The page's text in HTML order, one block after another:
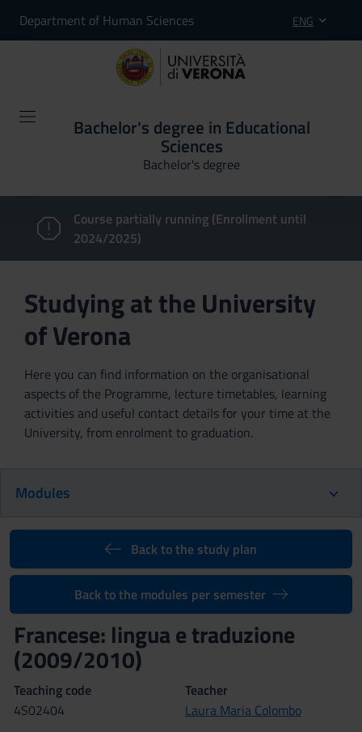
Department of Human Sciences ENG
Bachelor's degree in Educational
Sciences
Bachelor's degree
Course partially running (Enrollment until
2024/2025)
Studying at the University
of Verona
Here you can find information on the organisational
aspects of the Programme, lecture timetables, learning
activities and useful contact details for your time at the
University, from enrolment to graduation.
Modules
Back to the study plan
Back to the modules per semester
Francese: lingua e traduzione
(2009/2010)
Teaching code
4S02404
Teacher
Laura Maria Colombo